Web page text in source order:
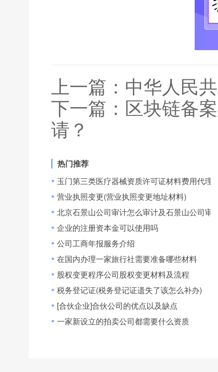
上一篇： 中华人民
下一篇： 区块链备
请？
热门推荐
● 玉门第三类医疗器械资质许可证材料费用代理,
● 营业执照变更(营业执照变更地址材料)
● 北京石景山公司审计怎么审计及石景山公司审
● 企业的注册资本金可以使用吗
● 公司工商年报服务介绍
● 在国内办理一家旅行社需要准备哪些材料
● 股权变更程序公司股权变更材料及流程
● 税务登记证(税务登记证遗失了该怎么补办)
● [合伙企业]合伙公司的优点以及缺点
● 一家新设立的拍卖公司都需要什么资质